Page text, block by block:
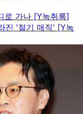
로 가나 [Y녹취록]
진 '절기 매직' [Y녹